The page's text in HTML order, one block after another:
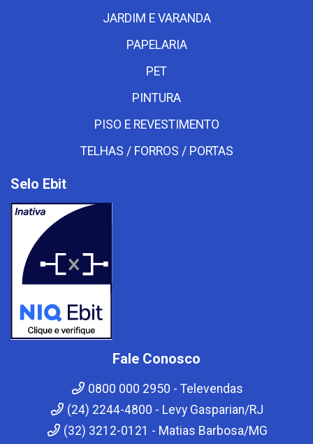
JARDIM E VARANDA
PAPELARIA
PET
PINTURA
PISO E REVESTIMENTO
TELHAS / FORROS / PORTAS
Selo Ebit
Fale Conosco
0800 000 2950 - Televendas
(24) 2244-4800 - Levy Gasparian/RJ
(32) 3212-0121 - Matias Barbosa/MG